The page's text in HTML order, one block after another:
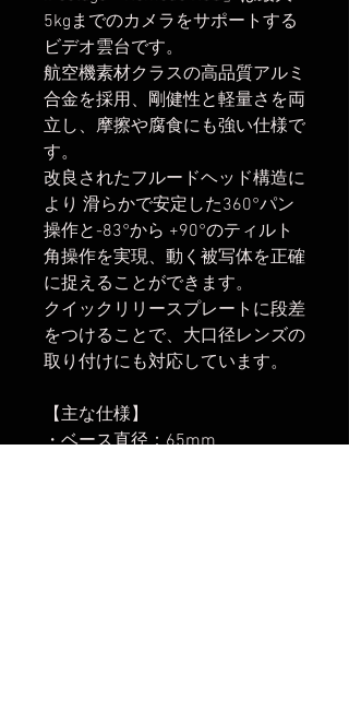
5kgまでのカメラをサポートする
ビデオ雲台です。
航空機素材クラスの高品質アルミ
合金を採用、剛健性と軽量さを両
立し、摩擦や腐食にも強い仕様で
す。
改良されたフルードヘッド構造に
より 滑らかで安定した360°パン
操作と-83°から +90°のティルト
角操作を実現、動く被写体を正確
に捉えることができます。
クイックリリースプレートに段差
をつけることで、大口径レンズの
取り付けにも対応しています。
【主な仕様】
・ベース直径：65mm